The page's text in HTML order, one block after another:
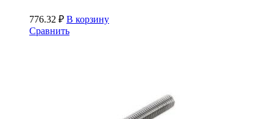
776.32 ₽ В корзину
Сравнить